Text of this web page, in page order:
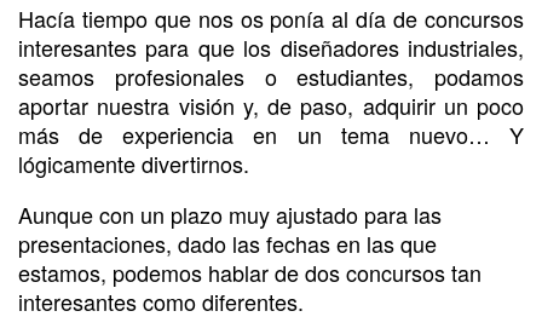
Hacía tiempo que nos os ponía al día de concursos
interesantes para que los diseñadores industriales,
seamos profesionales o estudiantes, podamos
aportar nuestra visión y, de paso, adquirir un poco
más de experiencia en un tema nuevo… Y
lógicamente divertirnos.
Aunque con un plazo muy ajustado para las
presentaciones, dado las fechas en las que
estamos, podemos hablar de dos concursos tan
interesantes como diferentes.